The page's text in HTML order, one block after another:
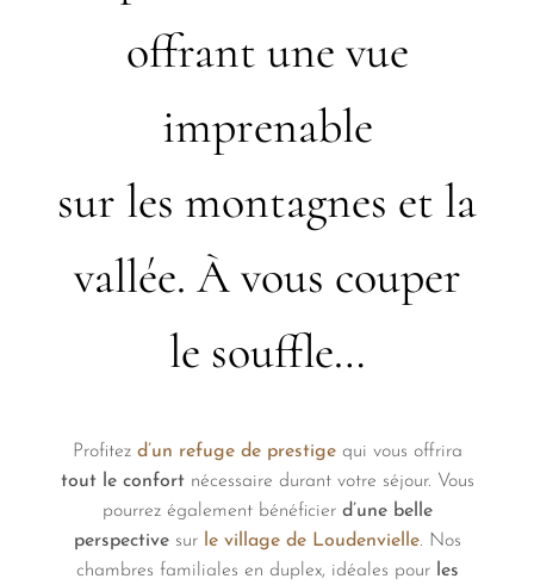
offrant une vue
imprenable
sur les montagnes et la
vallée. À vous couper
le souffle…
Profitez d’un refuge deprestige qui vous offrira
tout le confortnécessaire durant votre séjour. Vous
pourrez également bénéficier d’une belle
perspectivesur le village de Loudenvielle. Nos
chambres familiales en duplex, idéales pourles